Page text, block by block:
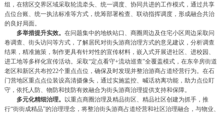
组，在辖区交界区域采取轮流牵头、统一调度、协同共进的工作模式，通过共享
点位台账、统一执法标准等方式，统筹部署检查、联动指挥调度，形成融合共治
的良好局面。
多举措提升实效。 在问题集中的地铁站口、商圈周边及住宅小区周边采取问
卷调查、街头访问等方式，了解居民对街头游商治理方式的意见建议，分析调查
结果，精准施策，制作更具有针对性的宣传材料，嵌入式开展进社区、进校园、
进工地等多样化宣传活动。采取“定点看守+流动巡查”全覆盖模式，在东辛房街道
老区和新区共布控22个重点点位，确保及时发现并整治游商占道经营行为。在石
门营地区重点点位装设高清摄像头，通过实施监控、喊话劝离功能，助力点位盯
守，依托人防、物防和技防有效融合为街头游商治理提供支持和保障。
多元化精细治理。 以重点商圈治理及精品街区、精品社区创建为抓手，推
行“街街成精品”的治理理念，将整治街头游商占道经营和社区治理融合，与物业、